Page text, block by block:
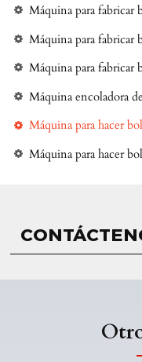
Máquina para fabricar
Máquina para fabricar
Máquina para fabricar
Máquina encoladora
Máquina para hacer
Máquina para hacer